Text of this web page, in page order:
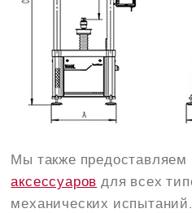
Мы также предоставляем
аксессуаров для всех
механических испытаний.